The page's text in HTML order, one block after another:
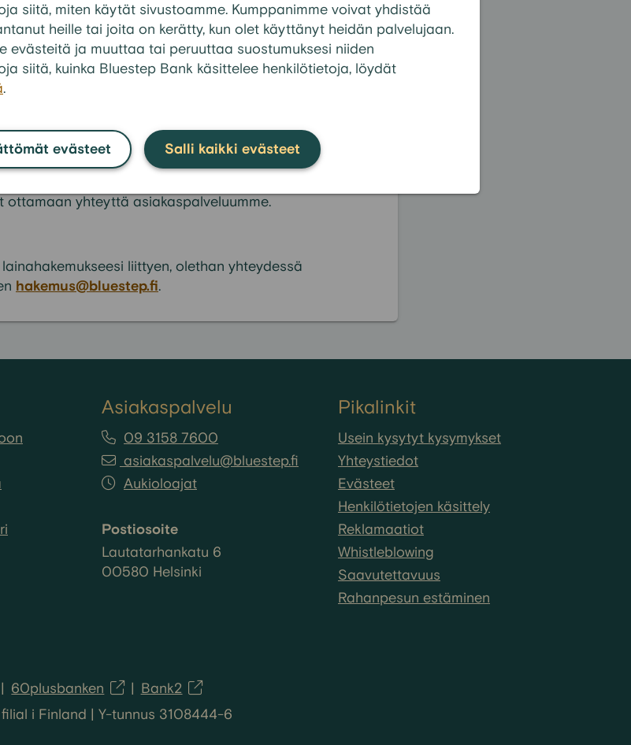
siitä, miten käytät sivustoamme. Kumppanimme voivat yhdistää
heille tai joita on kerätty, kun olet käyttänyt heidän palvelujaan.
evästeitä ja muuttaa tai peruuttaa suostumuksesi niiden
siitä, kuinka Bluestep Bank käsittelee henkilötietoja, löydät
.
evästeet Salli kaikki evästeet
tarkoittaa?
Katso kaikki kysymykset
kysymykseesi?
ottamaan yhteyttä asiakaspalveluumme.
liittyen, olethan yhteydessä
hakemus@bluestep.fi.
Asiakaspalvelu
09 3158 7600
asiakaspalvelu@bluestep.fi
Aukioloajat
Postiosoite
Lautatarhankatu 6
00580 Helsinki
Pikalinkit
Usein kysytyt kysymykset
Yhteystiedot
Evästeet
Henkilötietojen käsittely
Reklamaatiot
Whistleblowing
Saavutettavuus
Rahanpesun estäminen
60plusbanken
Bank2
i Finland | Y-tunnus 3108444-6